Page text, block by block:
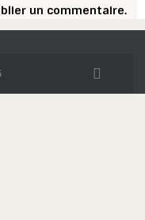
un commentaire.